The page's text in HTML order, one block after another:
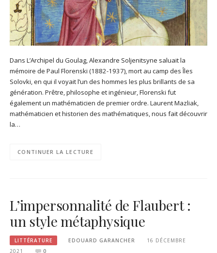
Dans L’Archipel du Goulag, Alexandre Soljenitsyne saluait la
mémoire de Paul Florenski (1882-1937), mort au camp des Îles
Solovki, en qui il voyait l’un des hommes les plus brillants de sa
génération. Prêtre, philosophe et ingénieur, Florenski fut
également un mathématicien de premier ordre. Laurent Mazliak,
mathématicien et historien des mathématiques, nous fait découvrir
la…
CONTINUER LA LECTURE
L’impersonnalité de Flaubert :
un style métaphysique
LITTÉRATURE EDOUARD GARANCHER
16 DÉCEMBRE
2021
0